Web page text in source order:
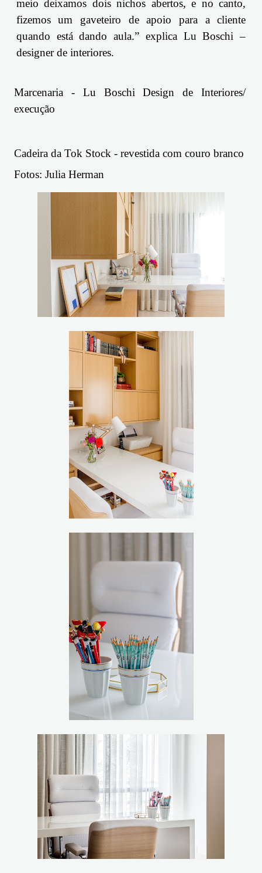
meio deixamos dois nichos abertos, e no canto,
fizemos um gaveteiro de apoio para a cliente
quando está dando aula.” explica Lu Boschi –
designer de interiores.
Marcenaria - Lu Boschi Design de Interiores/
execução
Cadeira da Tok Stock - revestida com couro branco
Fotos: Julia Herman